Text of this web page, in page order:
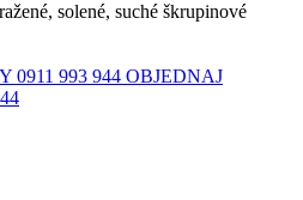
solené, suché škrupinové
0911 993 944 OBJEDNAJ